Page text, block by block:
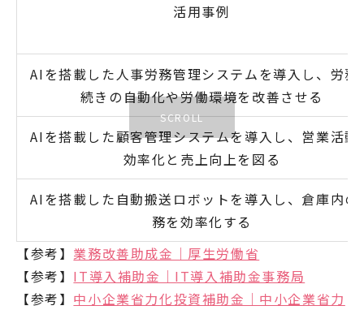
活用事例
AIを搭載した人事労務管理システムを導入し、労務
続きの自動化や労働環境を改善させる
AIを搭載した顧客管理システムを導入し、営業活動
効率化と売上向上を図る
AIを搭載した自動搬送ロボットを導入し、倉庫内の
務を効率化する
【参考】 業務改善助成金｜厚生労働省
【参考】 IT導入補助金｜IT導入補助金事務局
【参考】 中小企業省力化投資補助金｜中小企業省力